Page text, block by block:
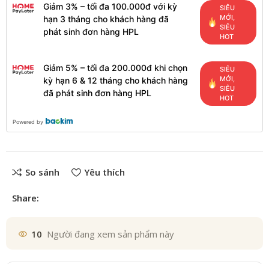
Giảm 3% – tối đa 100.000đ với kỳ
hạn 3 tháng cho khách hàng đã
phát sinh đơn hàng HPL
SIÊU
MỚI,
SIÊU
HOT
Giảm 5% – tối đa 200.000đ khi chọn
kỳ hạn 6 & 12 tháng cho khách hàng
đã phát sinh đơn hàng HPL
SIÊU
MỚI,
SIÊU
HOT
Powered by
So sánh Yêu thích
Share:
10 Người đang xem sản phẩm này